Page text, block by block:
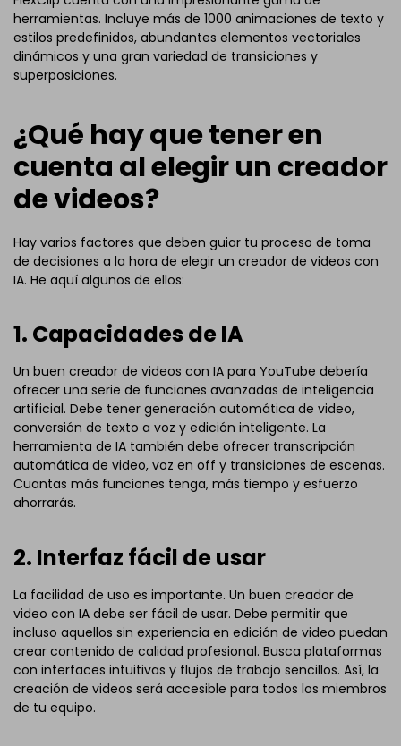
herramientas. Incluye más de 1000 animaciones de texto y
estilos predefinidos, abundantes elementos vectoriales
dinámicos y una gran variedad de transiciones y
superposiciones.
¿Qué hay que tener en
cuenta al elegir un creador
de videos?
Hay varios factores que deben guiar tu proceso de toma
de decisiones a la hora de elegir un creador de videos con
IA. He aquí algunos de ellos:
1. Capacidades de IA
Un buen creador de videos con IA para YouTube debería
ofrecer una serie de funciones avanzadas de inteligencia
artificial. Debe tener generación automática de video,
conversión de texto a voz y edición inteligente. La
herramienta de IA también debe ofrecer transcripción
automática de video, voz en off y transiciones de escenas.
Cuantas más funciones tenga, más tiempo y esfuerzo
ahorrarás.
2. Interfaz fácil de usar
La facilidad de uso es importante. Un buen creador de
video con IA debe ser fácil de usar. Debe permitir que
incluso aquellos sin experiencia en edición de video puedan
crear contenido de calidad profesional. Busca plataformas
con interfaces intuitivas y flujos de trabajo sencillos. Así, la
creación de videos será accesible para todos los miembros
de tu equipo.